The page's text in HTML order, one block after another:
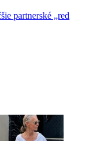
partnerské „red